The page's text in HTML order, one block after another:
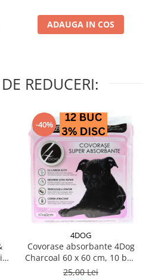
ADAUGA IN COS
REDUCERI:
-40%
4DOG
Covorase absorbante 4Dog
Charcoal 60 x 60 cm, 10 buc
/ pachet
25,00 Lei